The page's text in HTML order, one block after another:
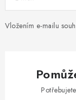
v
k
y
Vložením e-mailu